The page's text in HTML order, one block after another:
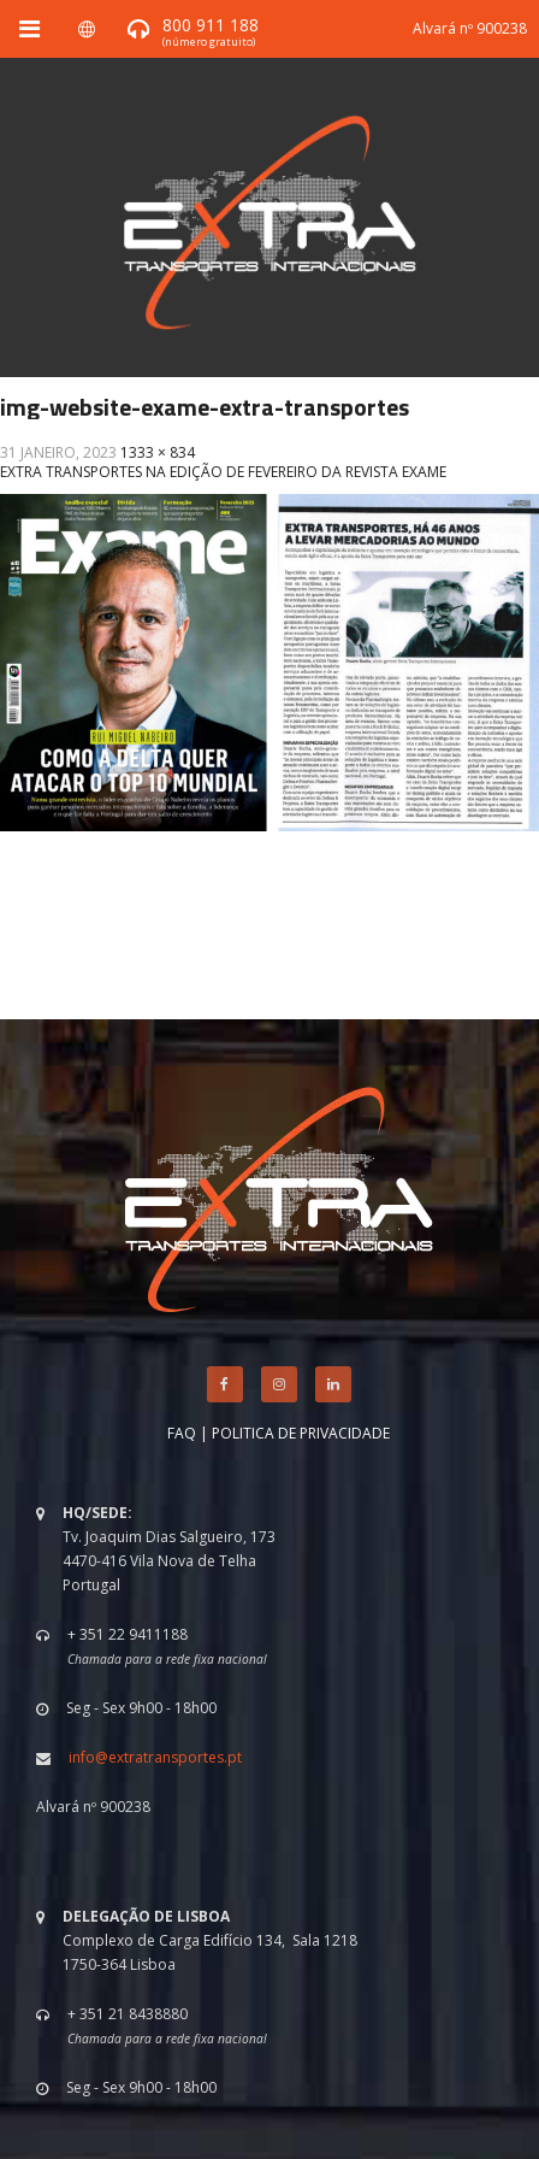
800 911 188
(número gratuito)
Alvará nº 900238
img-website-exame-extra-transportes
31 JANEIRO, 2023 1333 × 834
EXTRA TRANSPORTES NA EDIÇÃO DE FEVEREIRO DA REVISTA EXAME
FAQ | POLITICA DE PRIVACIDADE
HQ/SEDE:
Tv. Joaquim Dias Salgueiro, 173
4470-416 Vila Nova de Telha
Portugal
+ 351 22 9411188
Chamada para a rede fixa nacional
Seg - Sex 9h00 - 18h00
info@extratransportes.pt
Alvará nº 900238
DELEGAÇÃO DE LISBOA
Complexo de Carga Edifício 134, Sala 1218
1750-364 Lisboa
+ 351 21 8438880
Chamada para a rede fixa nacional
Seg - Sex 9h00 - 18h00